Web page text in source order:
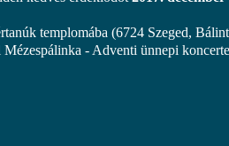
templomába (6724 Szeged, Bálint
Mézespálinka - Adventi ünnepi